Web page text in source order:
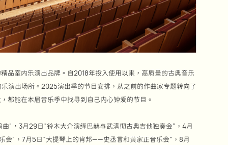
品室内乐演出品牌。自2018年投入使用以来，高质量的古典音乐
演出场所。2025演出季的节目安排，从之前的作曲家专题转向了
都能在本届音乐季中找寻到自己内心钟爱的节目。
”，3月29日“铃木大介演绎巴赫与武满彻古典吉他独奏会”，4月
会”，7月5日“大提琴上的肖邦——史丞言和黄家正音乐会”，8月